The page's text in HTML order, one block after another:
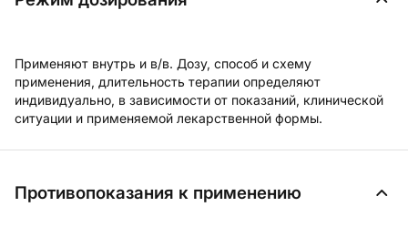
Применяют внутрь и в/в. Дозу, способ и схему
применения, длительность терапии определяют
индивидуально, в зависимости от показаний, клинической
ситуации и применяемой лекарственной формы.
Противопоказания к применению